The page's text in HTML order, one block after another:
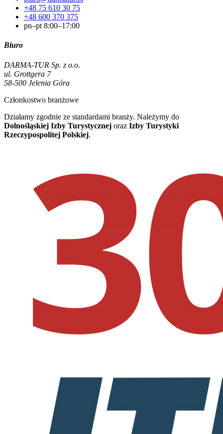
+48 75 610 30 75
+48 600 370 375
pn–pt 8:00–17:00
Biuro
DARMA-TUR Sp. z o.o.
ul. Grottgera 7
58-500 Jelenia Góra
Członkostwo branżowe
Działamy zgodnie ze standardami branży. Należymy do
Dolnośląskiej Izby Turystycznej oraz Izby Turystyki
Rzeczypospolitej Polskiej.